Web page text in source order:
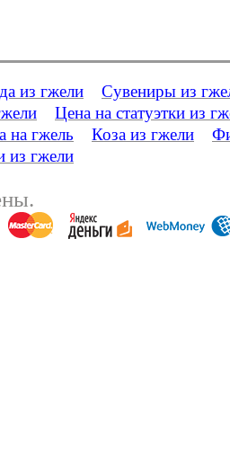
из гжели
Сувениры из
Цена на статуэтки из
на гжель Коза из гжели
из гжели